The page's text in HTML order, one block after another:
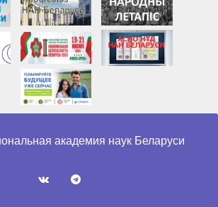
академия наук Беларуси